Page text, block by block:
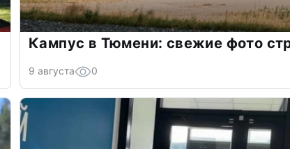
Кампус в Тюмени: свежие фото
9 августа 0